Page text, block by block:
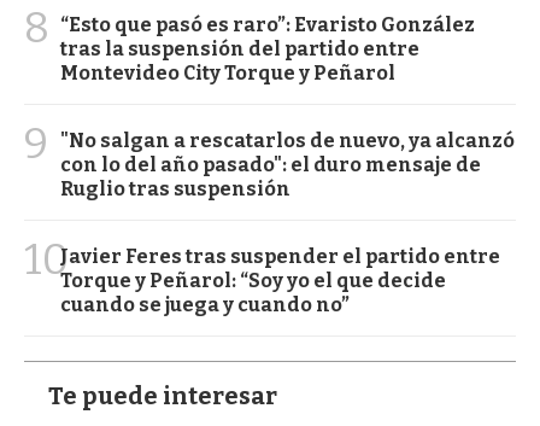
8
“Esto que pasó es raro”: Evaristo González
tras la suspensión del partido entre
Montevideo City Torque y Peñarol
9
"No salgan a rescatarlos de nuevo, ya alcanzó
con lo del año pasado": el duro mensaje de
Ruglio tras suspensión
10Javier Feres tras suspender el partido entre
Torque y Peñarol: “Soy yo el que decide
cuando se juega y cuando no”
Te puede interesar